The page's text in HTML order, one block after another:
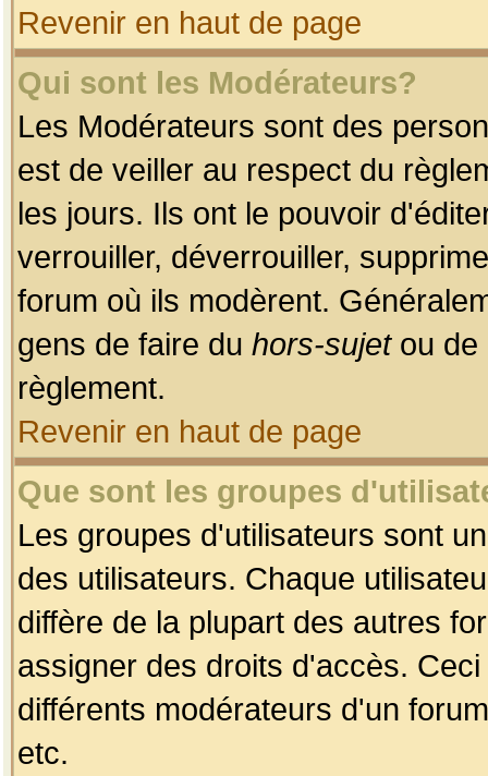
Revenir en haut de page
Qui sont les Modérateurs?
Les Modérateurs sont des
est de veiller au respect du
les jours. Ils ont le pouvoir
verrouiller, déverrouiller,
forum où ils modèrent.
gens de faire du hors-sujetou de
règlement.
Revenir en haut de page
Que sont les groupes
Les groupes d'utilisateurs sont
des utilisateurs. Chaque
diffère de la plupart des autres
assigner des droits d'accès.
différents modérateurs d'un
etc.